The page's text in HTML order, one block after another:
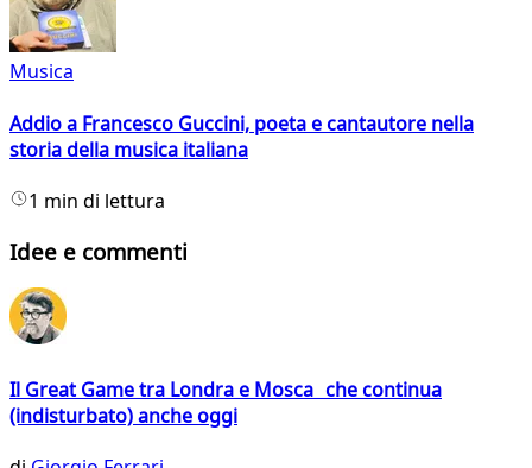
Musica
Addio a Francesco Guccini, poeta e cantautore nella
storia della musica italiana
1 min di lettura
Idee e commenti
Il Great Game tra Londra e Mosca che continua
(indisturbato) anche oggi